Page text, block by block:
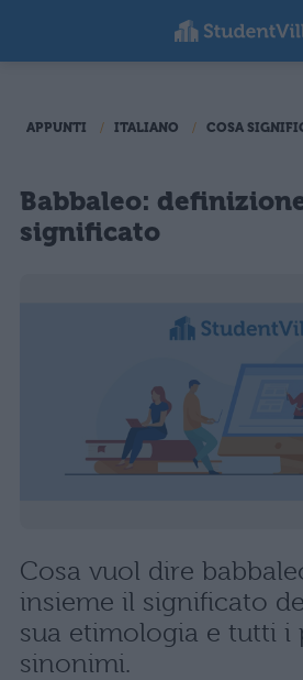
APPUNTI ITALIANO COSA
Babbaleo:
significato
Cosa vuol dire
insieme il significato
sua etimologia e tutti i
sinonimi.